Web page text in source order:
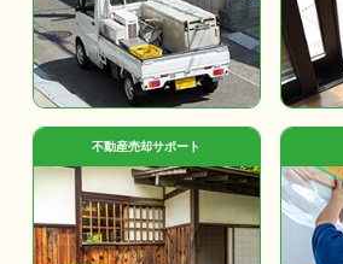
不動産売却サポート